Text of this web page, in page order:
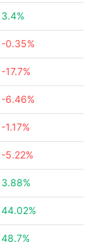
3.4%
-0.35%
-17.7%
-6.46%
-1.17%
-5.22%
3.88%
44.02%
48.7%